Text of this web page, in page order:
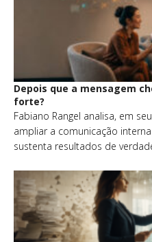
Depois que a mensagem
forte?
Fabiano Rangel analisa, em
ampliar a comunicação
sustenta resultados de